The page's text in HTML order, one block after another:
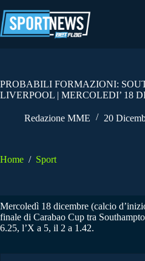
al
contenuto
PROBABILI FORMAZIONI:
LIVERPOOL | MERCOLEDI’ 18
Redazione MME 20
Home / Sport
Mercoledì 18 dicembre (calcio
finale di Carabao Cup tra
6.25, l’X a 5, il 2 a 1.42.